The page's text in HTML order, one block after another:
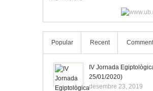
Popular Recent
IV Jornada
25/01/2020)
desembre 23, 2019